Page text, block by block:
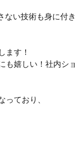
い技術も身に付き
ます！
も嬉しい！社内シ
っており、